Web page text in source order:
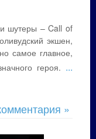
шутеры – Call of
экшен,
самое главное,
героя. ...
»